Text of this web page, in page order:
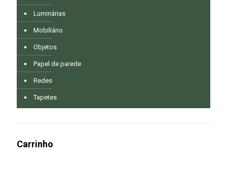
Luminárias
Mobiliário
Objetos
Papel de parede
Redes
Tapetes
Carrinho